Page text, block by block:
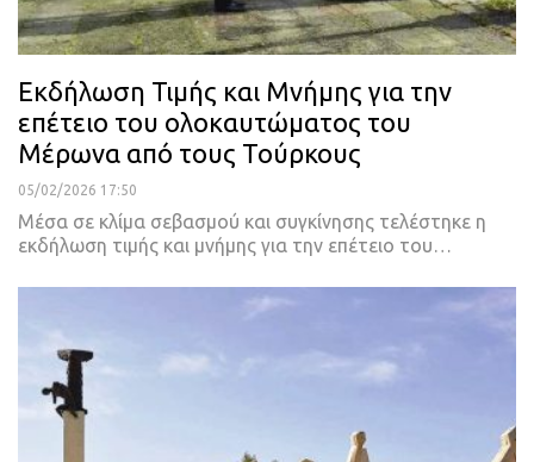
Εκδήλωση Τιμής και Μνήμης για την
επέτειο του ολοκαυτώματος του
Μέρωνα από τους Τούρκους
05/02/2026 17:50
Μέσα σε κλίμα σεβασμού και συγκίνησης τελέστηκε η
εκδήλωση τιμής και μνήμης για την επέτειο του…